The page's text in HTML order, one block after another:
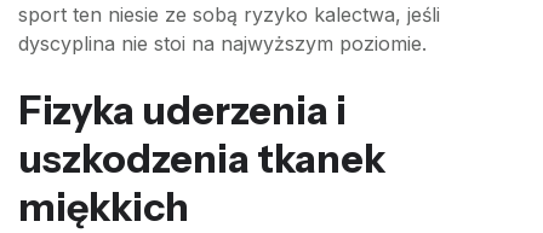
sport ten niesie ze sobą ryzyko kalectwa, jeśli
dyscyplina nie stoi na najwyższym poziomie.
Fizyka uderzenia i
uszkodzenia tkanek
miękkich